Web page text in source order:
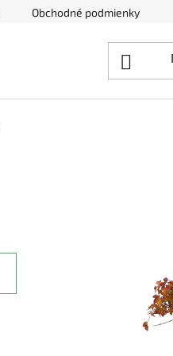
Obchodné podmienky